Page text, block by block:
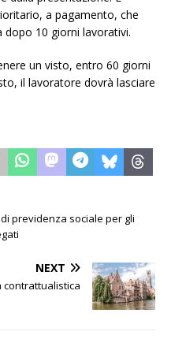
a pagamento, che
dopo 10 giorni lavorativi.
un visto, entro 60 giorni
il lavoratore dovrà lasciare
previdenza sociale per gli
NEXT
contrattualistica